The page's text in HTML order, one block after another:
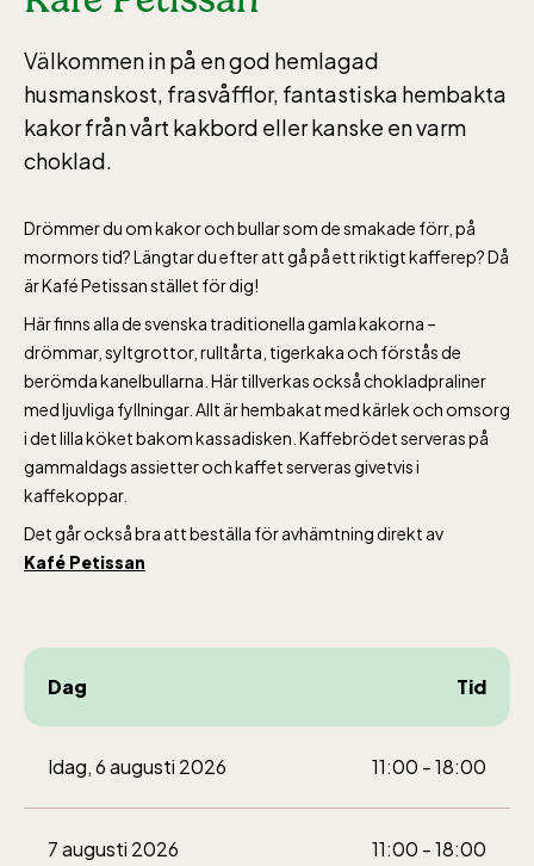
Välkommen in på en god hemlagad
husmanskost, frasvåfflor, fantastiska hembakta
kakor från vårt kakbord eller kanske en varm
choklad.
Drömmer du om kakor och bullar som de smakade förr, på
mormors tid? Längtar du efter att gå på ett riktigt kafferep? Då
är Kafé Petissan stället för dig!
Här finns alla de svenska traditionella gamla kakorna –
drömmar, syltgrottor, rulltårta, tigerkaka och förstås de
berömda kanelbullarna. Här tillverkas också chokladpraliner
med ljuvliga fyllningar. Allt är hembakat med kärlek och omsorg
i det lilla köket bakom kassadisken. Kaffebrödet serveras på
gammaldags assietter och kaffet serveras givetvis i
kaffekoppar.
Det går också bra att beställa för avhämtning direkt av
Kafé Petissan
Dag Tid
Idag, 6 augusti 2026 11:00 - 18:00
7 augusti 2026 11:00 - 18:00